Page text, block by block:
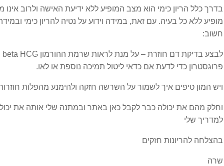
גניקולוגיה
אי פוריות בלתי מוסברת
אנדומטריוזיס
בדרך כלל הריון כימי הוא מצב המופיע ללא ידיעת האישה ולרוב אינו
מופיע ללא כל בעיה. עם זאת, במידה וידוע על נטיה להריון כימי
חשוב:
פרוגסטרון כדי לדעת אם כדאי ליטול תמיכה נוספת או לאו.
ויש המון טיפים איך לשמור על השרשה חזקה ולהימנע מהפלות
וחלק מהם את יכולה כבר לקבל כאן באתר ובמתנה שלי אותה את
למדריך שלי
בהצלחה להריונות חזקים
שרה